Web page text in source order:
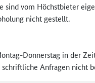
sind vom Höchstbieter
nicht gestellt.
Donnerstag in der
Anfragen nicht